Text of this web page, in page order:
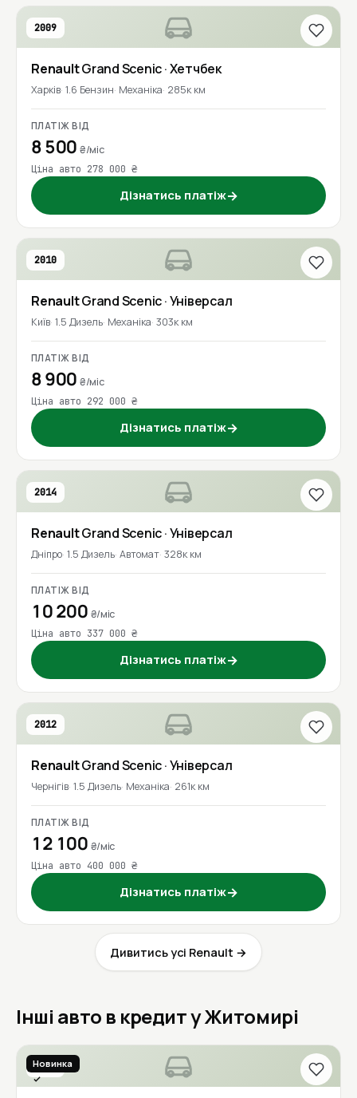
2009
RenaultGrand Scenic· Хетчбек
Харків 1.6 Бензин Механіка 285к км
ПЛАТІЖ ВІД
8 500₴/міс
Ціна авто 278 000 ₴
Дізнатись платіж→
2010
RenaultGrand Scenic· Універсал
Київ 1.5 Дизель Механіка 303к км
ПЛАТІЖ ВІД
8 900₴/міс
Ціна авто 292 000 ₴
Дізнатись платіж→
2014
RenaultGrand Scenic· Універсал
Дніпро 1.5 Дизель Автомат 328к км
ПЛАТІЖ ВІД
10 200 ₴/міс
Ціна авто 337 000 ₴
Дізнатись платіж→
2012
RenaultGrand Scenic· Універсал
Чернігів 1.5 Дизель Механіка 261к км
ПЛАТІЖ ВІД
12 100 ₴/міс
Ціна авто 400 000 ₴
Дізнатись платіж→
Дивитись усі Renault →
Інші авто в кредит у Житомирі
2016
Новинка
Перевірено